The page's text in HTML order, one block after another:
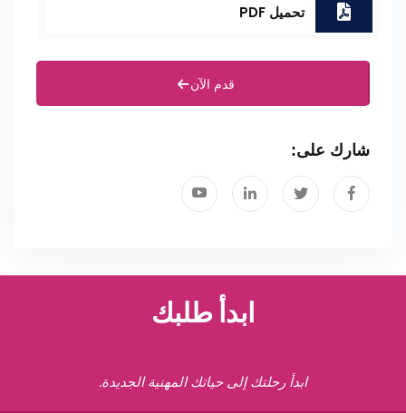
تحميل PDF
قدم الآن
شارك على:
ابدأ طلبك
ابدأ رحلتك إلى حياتك المهنية الجديدة.